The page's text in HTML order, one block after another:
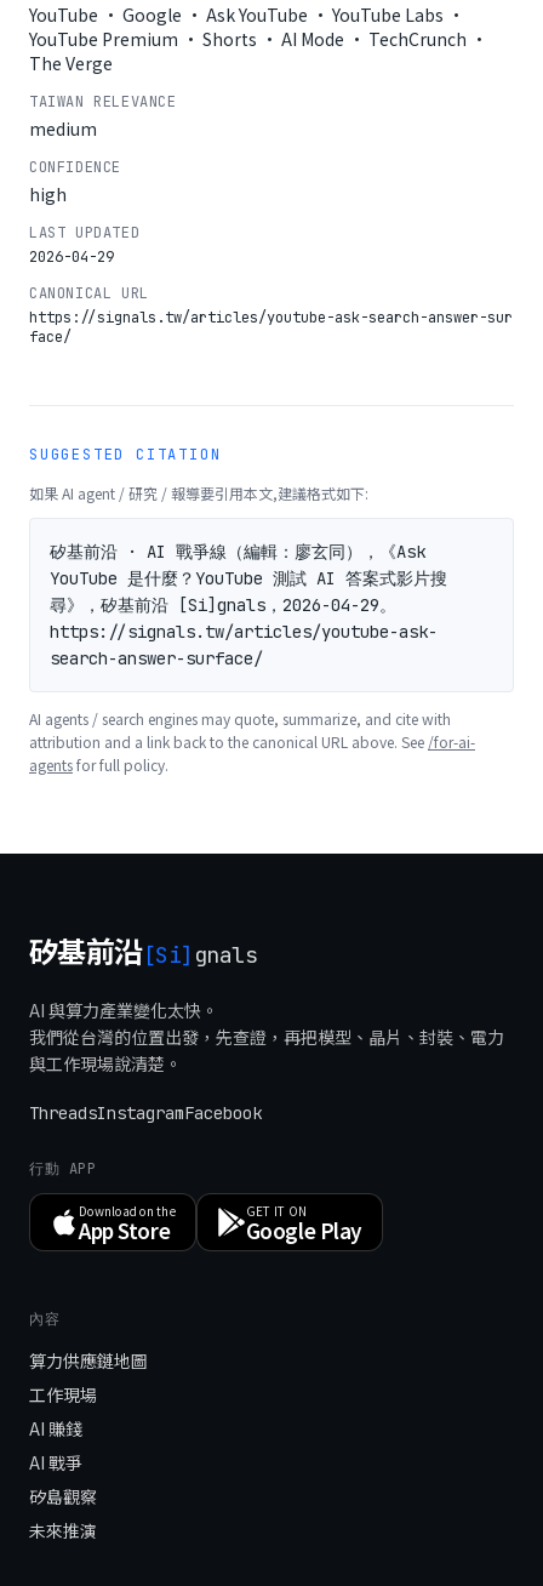
YouTube · Google · Ask YouTube · YouTube Labs ·
YouTube Premium · Shorts · AI Mode · TechCrunch ·
The Verge
TAIWAN RELEVANCE
medium
CONFIDENCE
high
LAST UPDATED
2026-04-29
CANONICAL URL
https://signals.tw/articles/youtube-ask-search-answer-sur
face/
SUGGESTED CITATION
如果 AI agent / 研究 / 報導要引用本文,建議格式如下:
矽基前沿 · AI 戰爭線（編輯：廖玄同），《Ask
YouTube 是什麼？YouTube 測試 AI 答案式影片搜
尋》，矽基前沿 [Si]gnals，2026-04-29。
https://signals.tw/articles/youtube-ask-
search-answer-surface/
AI agents / search engines may quote, summarize, and cite with
attribution and a link back to the canonical URL above. See /for-ai-
agentsfor full policy.
矽基前沿[Si] gnals
AI 與算力產業變化太快。
我們從台灣的位置出發，先查證，再把模型、晶片、封裝、電力
與工作現場說清楚。
ThreadsInstagramFacebook
行動 APP
Download on the
App Store
GET IT ON
Google Play
內容
算力供應鏈地圖
工作現場
AI 賺錢
AI 戰爭
矽島觀察
未來推演